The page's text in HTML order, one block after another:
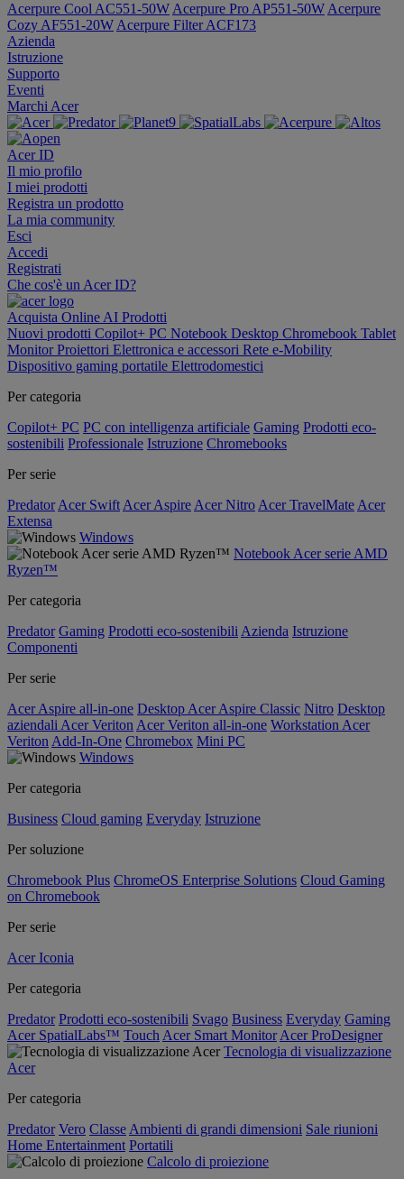
Acerpure Cool AC551-50W Acerpure Pro AP551-50W Acerpure
Cozy AF551-20W Acerpure Filter ACF173
Azienda
Istruzione
Supporto
Eventi
Marchi Acer
Acer ID
Il mio profilo
I miei prodotti
Registra un prodotto
La mia community
Esci
Accedi
Registrati
Che cos'è un Acer ID?
Acquista Online AI Prodotti
Nuovi prodotti Copilot+ PC Notebook Desktop Chromebook Tablet
MonitorProiettori Elettronica e accessori Rete e-Mobility
Dispositivo gaming portatile Elettrodomestici
Per categoria
Copilot+ PC PC con intelligenza artificiale Gaming Prodotti eco-
sostenibili Professionale Istruzione Chromebooks
Per serie
Predator Acer Swift Acer Aspire Acer Nitro Acer TravelMate Acer
Extensa
Windows
Notebook Acer serie AMD
Ryzen™
Per categoria
Predator Gaming Prodotti eco-sostenibili Azienda Istruzione
Componenti
Per serie
Acer Aspire all-in-one Desktop Acer Aspire Classic Nitro Desktop
aziendali Acer Veriton Acer Veriton all-in-one Workstation Acer
Veriton Add-In-One Chromebox Mini PC
Windows
Per categoria
Business Cloud gaming Everyday Istruzione
Per soluzione
Chromebook Plus ChromeOS Enterprise Solutions Cloud Gaming
on Chromebook
Per serie
Acer Iconia
Per categoria
Predator Prodotti eco-sostenibili Svago Business Everyday Gaming
Acer SpatialLabs™ Touch Acer Smart Monitor Acer ProDesigner
Tecnologia di visualizzazione
Acer
Per categoria
Predator Vero Classe Ambienti di grandi dimensioni Sale riunioni
Home Entertainment Portatili
Calcolo di proiezione